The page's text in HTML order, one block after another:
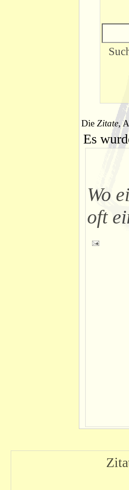
Die Zitate,
Es
Wo
oft